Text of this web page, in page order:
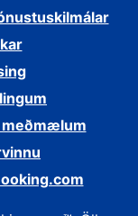
meðmælum